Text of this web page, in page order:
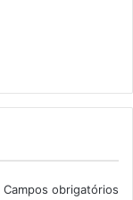
Campos obrigatórios